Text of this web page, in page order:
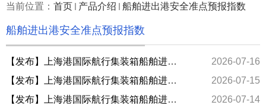
当前位置： 首页 产品介绍 船舶进出港安全准点预报指数
船舶进出港安全准点预报指数
【发布】上海港国际航行集装箱船舶进出港安全准点预报指数（7.16）
2026-07-16
【发布】上海港国际航行集装箱船舶进出港安全准点预报指数（7.15）
2026-07-15
【发布】上海港国际航行集装箱船舶进出港安全准点预报指数（7.13-7.14）
2026-07-14